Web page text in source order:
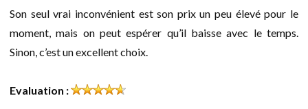
Son seul vrai inconvénient est son prix un peu élevé pour le
moment, mais on peut espérer qu’il baisse avec le temps.
Sinon, c’est un excellent choix.
Evaluation :